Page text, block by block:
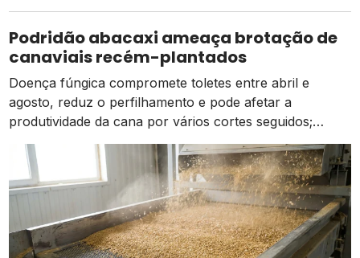
em relação ao mesmo período do ano passado, mas as
atividades estão ocorrendo de forma normal em
comparação à média dos […]
Podridão abacaxi ameaça brotação de
canaviais recém-plantados
Doença fúngica compromete toletes entre abril e
agosto, reduz o perfilhamento e pode afetar a
produtividade da cana por vários cortes seguidos;
prevenção começa na escolha das mudas